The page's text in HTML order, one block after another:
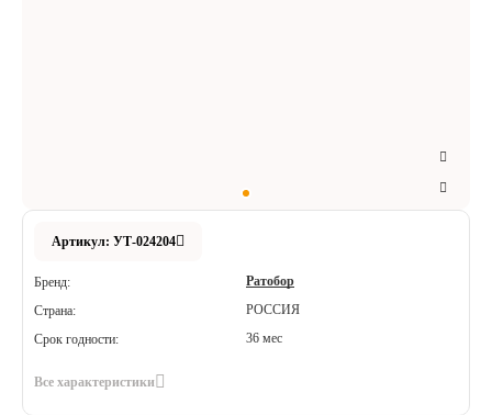
Артикул: УТ-024204
Бренд:
Ратобор
Страна:
РОССИЯ
Срок годности:
36 мес
Все характеристики